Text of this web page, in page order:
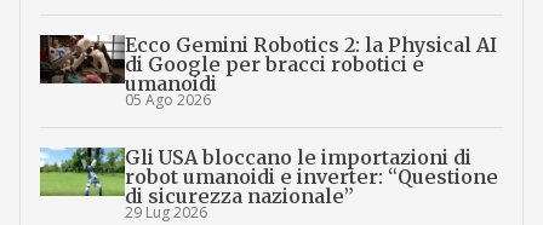
Ecco Gemini Robotics 2: la Physical AI
di Google per bracci robotici e
umanoidi
05 Ago 2026
Gli USA bloccano le importazioni di
robot umanoidi e inverter: “Questione
di sicurezza nazionale”
29 Lug 2026